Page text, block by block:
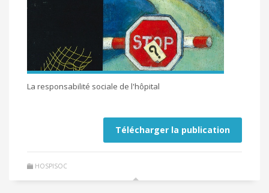
La responsabilité sociale de l'hôpital
Télécharger la publication
HOSPISOC